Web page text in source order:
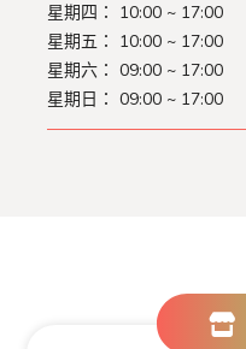
星期四： 10:00 ~ 17:00
星期五： 10:00 ~ 17:00
星期六： 09:00 ~ 17:00
星期日： 09:00 ~ 17:00